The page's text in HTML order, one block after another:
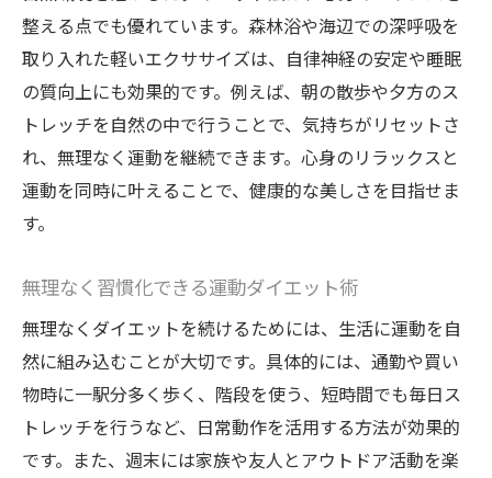
整える点でも優れています。森林浴や海辺での深呼吸を
取り入れた軽いエクササイズは、自律神経の安定や睡眠
の質向上にも効果的です。例えば、朝の散歩や夕方のス
トレッチを自然の中で行うことで、気持ちがリセットさ
れ、無理なく運動を継続できます。心身のリラックスと
運動を同時に叶えることで、健康的な美しさを目指せま
す。
無理なく習慣化できる運動ダイエット術
無理なくダイエットを続けるためには、生活に運動を自
然に組み込むことが大切です。具体的には、通勤や買い
物時に一駅分多く歩く、階段を使う、短時間でも毎日ス
トレッチを行うなど、日常動作を活用する方法が効果的
です。また、週末には家族や友人とアウトドア活動を楽